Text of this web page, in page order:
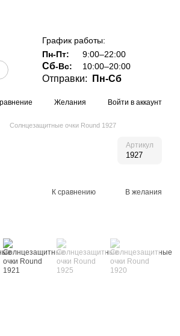
График работы:
Пн-Пт:
9:00–22:00
Сб-Вс: 10:00–20:00
Отправки: Пн-Сб
Желания Войти в аккаунт
Солнцезащитные очки Round 1927
Артикул
1927
К сравнению В желания